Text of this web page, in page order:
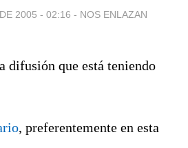
2005 - 02:16 - NOS ENLAZAN
difusión que está teniendo
, preferentemente en esta